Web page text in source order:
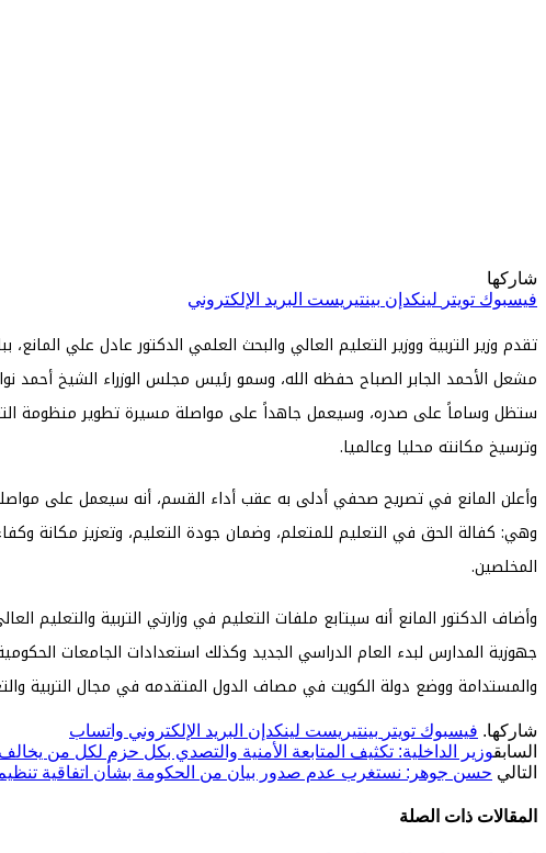
شاركها
فيسبوك تويتر لينكدإن بينتيريست البريد الإلكتروني
تقدم وزير التربية ووزير التعليم العالي والبحث العلمي الدكتور عادل علي
مشعل الأحمد الجابر الصباح حفظه الله، وسمو رئيس مجلس الوزراء الشيخ أحمد
ستظل وساماً على صدره، وسيعمل جاهداً على مواصلة مسيرة تطوير منظومة
وترسيخ مكانته محليا وعالميا.
وأعلن المانع في تصريح صحفي أدلى به عقب أداء القسم، أنه سيعمل على مواصلة
وهي: كفالة الحق في التعليم للمتعلم، وضمان جودة التعليم، وتعزيز مكانة
المخلصين.
وأضاف الدكتور المانع أنه سيتابع ملفات التعليم في وزارتي التربية
جهوزية المدارس لبدء العام الدراسي الجديد وكذلك استعدادات الجامعات
والمستدامة ووضع دولة الكويت في مصاف الدول المتقدمه في مجال التربية
شاركها. فيسبوك تويتر بينتيريست لينكدإن البريد الإلكتروني واتساب
السابقوزير الداخلية: تكثيف المتابعة الأمنية والتصدي بكل حزم لكل من يخالف
التالي حسن جوهر: نستغرب عدم صدور بيان من الحكومة بشأن اتفاقية تنظيم
المقالات ذات الصلة